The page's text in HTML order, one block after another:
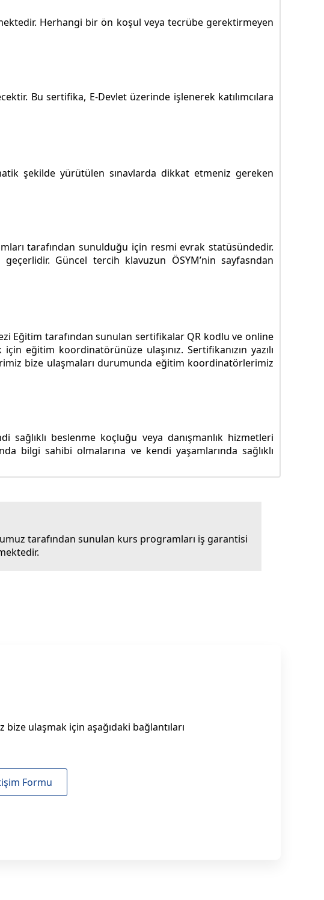
Herhangi bir ön koşul veya tecrübe gerektirmeyen
Bu sertifika, E-Devlet üzerinde işlenerek katılımcılara
şekilde yürütülen sınavlarda dikkat etmeniz gereken
tarafından sunulduğu için resmi evrak statüsündedir.
Güncel tercih klavuzun ÖSYM’nin sayfasndan
Eğitim tarafından sunulan sertifikalar QR kodlu ve online
eğitim koordinatörünüze ulaşınız. Sertifikanızın yazılı
bize ulaşmaları durumunda eğitim koordinatörlerimiz
sağlıklı beslenme koçluğu veya danışmanlık hizmetleri
bilgi sahibi olmalarına ve kendi yaşamlarında sağlıklı
tarafından sunulan kurs programları iş garantisi
bize ulaşmak için aşağıdaki bağlantıları
Formu